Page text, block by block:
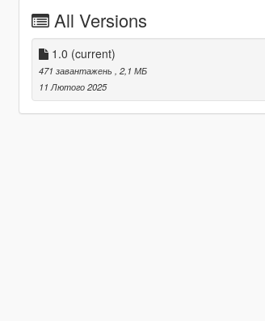
All Versions
1.0 (current)
471 завантажень
, 2,1 МБ
11 Лютого 2025